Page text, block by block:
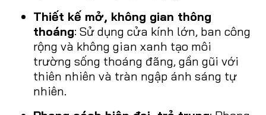
Thiết kế mở, không gian thông
thoáng: Sử dụng cửa kính lớn, ban công
rộng và không gian xanh tạo môi
trường sống thoáng đãng, gần gũi với
thiên nhiên và tràn ngập ánh sáng tự
nhiên.